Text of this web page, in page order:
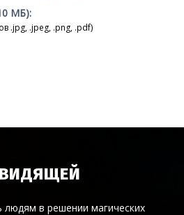
МБ):
.jpg, .jpeg, .png, .pdf)
в решении магических